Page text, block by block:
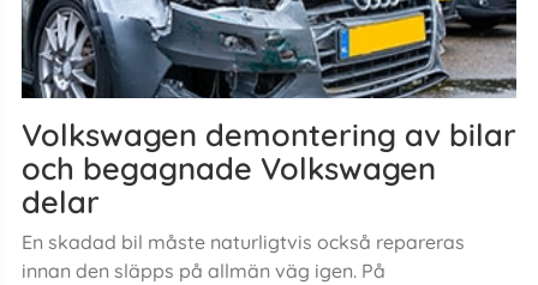
Volkswagen demontering av bilar
och begagnade Volkswagen
delar
En skadad bil måste naturligtvis också repareras
innan den släpps på allmän väg igen. På